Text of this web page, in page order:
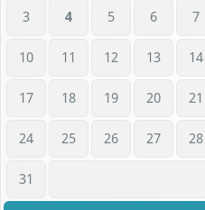
3 4 5 6 7
10 11 12 13 14
17 18 19 20 21
24 25 26 27 28
31